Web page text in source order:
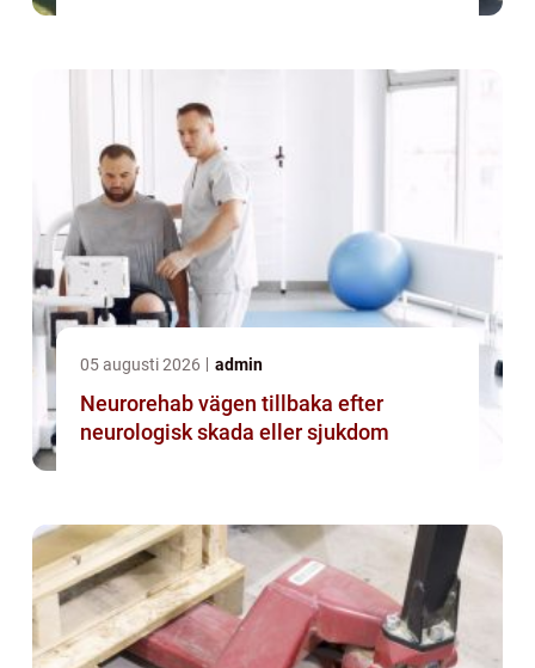
05 augusti 2026 admin
Neurorehab vägen tillbaka efter
neurologisk skada eller sjukdom